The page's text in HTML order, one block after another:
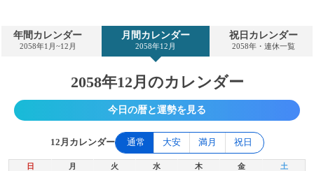
年間カレンダー
2058年1月~12月
月間カレンダー
2058年12月
祝日カレンダー
2058年・連休一覧
2058年12月のカレンダー
今日の暦と運勢を見る
12月カレンダー 通常 大安 満月 祝日
日 月 火 水 木 金 土